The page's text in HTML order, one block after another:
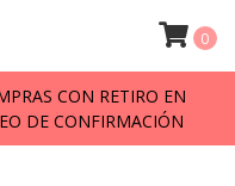
CON RETIRO EN
DE CONFIRMACIÓN
0